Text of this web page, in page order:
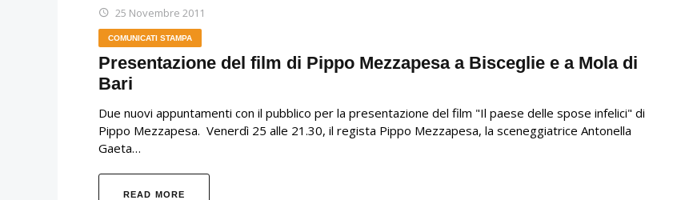
25 Novembre 2011
COMUNICATI STAMPA
Presentazione del film di Pippo Mezzapesa a Bisceglie e a Mola di
Bari
Due nuovi appuntamenti con il pubblico per la presentazione del film "Il paese delle spose infelici" di
Pippo Mezzapesa. Venerdì 25 alle 21.30, il regista Pippo Mezzapesa, la sceneggiatrice Antonella
Gaeta…
READ MORE